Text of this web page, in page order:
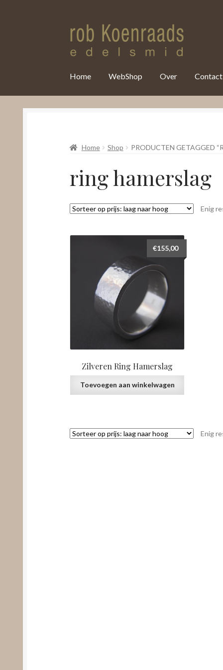
Home WebShop Over Contact
Home Shop PRODUCTEN GETAGGED
ring hamerslag
Enig
Zilveren Ring Hamerslag
€155,00
Toevoegen aan winkelwagen
Enig